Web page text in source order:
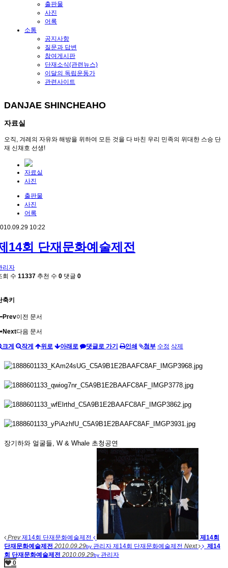
출판물
사진
어록
소통
공지사항
질문과 답변
참여게시판
단재소식(관련뉴스)
이달의 독립운동가
관련사이트
DANJAE SHINCHEAHO
자료실
오직, 겨레의 자유와 해방을 위하여 모든 것을 다 바친 우리 민족의 위대한 스승 단
재 신채호 선생!
자료실
사진
출판물
사진
어록
10:22
14회 단재문화예술제전
리자
회 수 11337 추천 수 0 댓글 0
축키
Prev이전 문서
Next다음 문서
크게 작게 위로 아래로 댓글로 가기 인쇄 첨부 수정 삭제
장기하와 얼굴들, W & Whale 초청공연
Prev제14회 단재문화예술제전
제14회
단재문화예술제전 2010.09.29by 관리자 제14회 단재문화예술제전 Next
제14
회 단재문화예술제전 2010.09.29by 관리자
0